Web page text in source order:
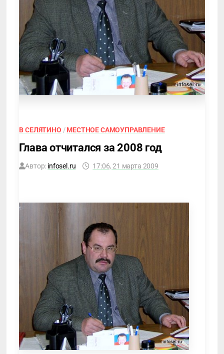
В СЕЛЯТИНО /МЕСТНОЕ САМОУПРАВЛЕНИЕ
Глава отчитался за 2008 год
Автор: infosel.ru 17:06, 21 марта 2009